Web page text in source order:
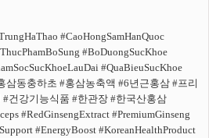
#CaoHongSamHanQuoc
#BoDuongSucKhoe
#QuaBieuSucKhoe
삼동충하초 #홍삼농축액 #6년근홍삼 #프리
건강기능식품 #한관장 #한국산홍삼
#RedGinsengExtract #PremiumGinseng
#EnergyBoost #KoreanHealthProduct